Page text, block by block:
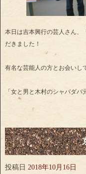
本日は吉本興行の芸人さん、
だきました！
有名な芸能人の方とお会いし
「女と男と木村のシャバダ
投稿日 2018年10月16日